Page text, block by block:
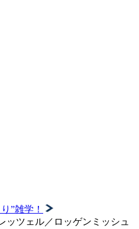
”雑学！
ッツェル／ロッゲンミッシュ